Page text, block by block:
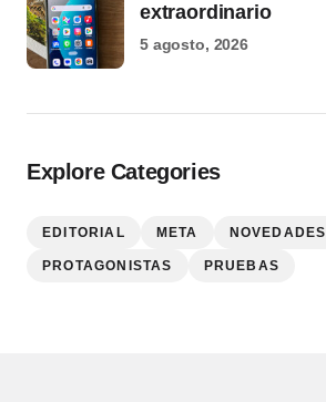
extraordinario
5 agosto, 2026
Explore Categories
EDITORIAL META NOVEDADES
PROTAGONISTAS PRUEBAS